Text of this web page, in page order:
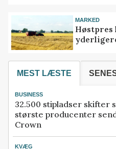
MARKED
Høstpres
MEST LÆSTE
BUSINESS
32.500 stipladser skifter
største producenter
Crown
KVÆG